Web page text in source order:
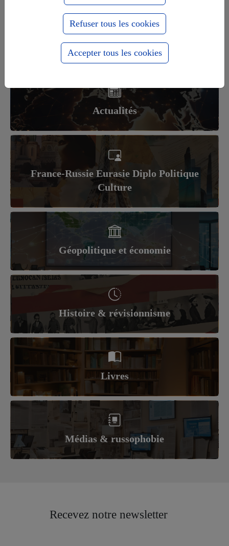
Europe-Russie : 1000 ans ensemble
pour le meilleur et pour le pire
Actualités
France-Russie Eurasie Diplo Politique
Culture
Géopolitique et économie
Histoire & révisionnisme
Livres
Médias & russophobie
Recevez notre newsletter
Refuser tous les cookies
Accepter tous les cookies